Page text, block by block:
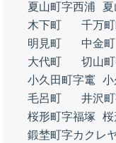
夏山町字西浦
木下町
千万
明見町
中金町
大代町
切山
小久田町字竃
小
毛呂町
井沢
桜形町字福塚
桜
鍛埜町字カクレ